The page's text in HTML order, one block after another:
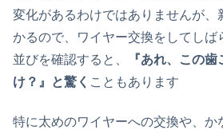
変化があるわけではありませんが、
かるので、ワイヤー交換をしてしば
並びを確認すると、
『あれ、この
け？』と驚く こともあります
特に太めのワイヤーへの交換や、か